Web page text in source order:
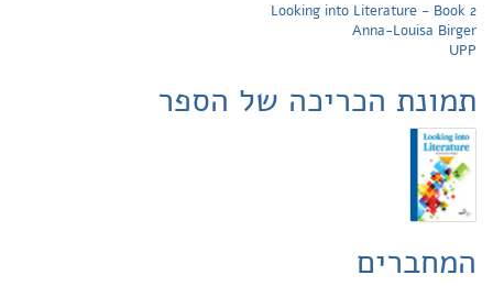
Looking into Literature - Book 2
Anna-Louisa Birger
UPP
תמונת הכריכה של הספר
המחברים